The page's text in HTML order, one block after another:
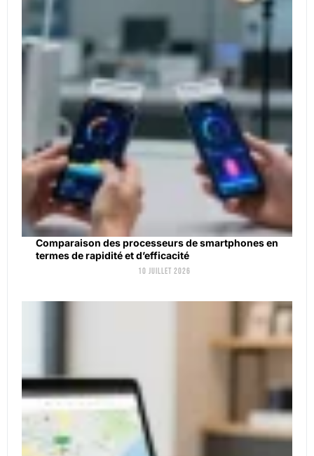
Comparaison des processeurs de smartphones en
termes de rapidité et d’efficacité
10 juillet 2026